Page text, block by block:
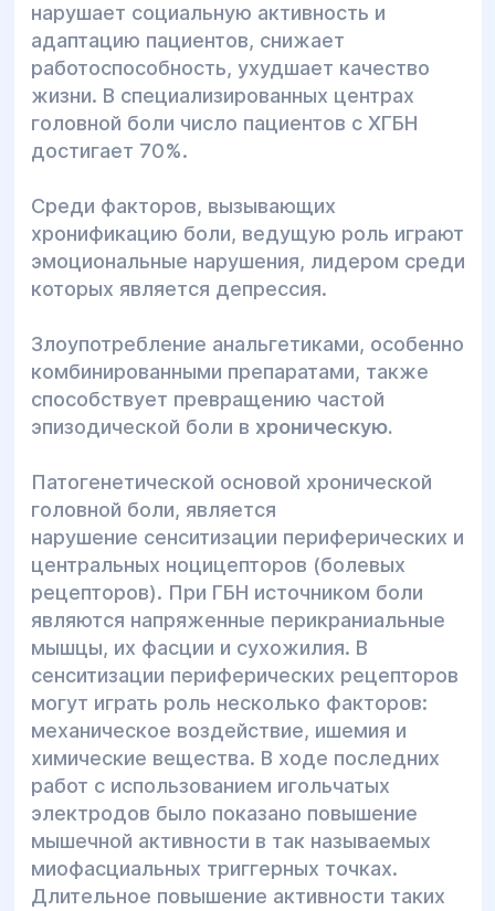
нарушает социальную активность и
адаптацию пациентов, снижает
работоспособность, ухудшает качество
жизни. В специализированных центрах
головной боли число пациентов с ХГБН
достигает 70%.
Среди факторов, вызывающих
хронификацию боли, ведущую роль играют
эмоциональные нарушения, лидером среди
которых является депрессия.
Злоупотребление анальгетиками, особенно
комбинированными препаратами, также
способствует превращению частой
эпизодической боли в хроническую.
Патогенетической основой хронической
головной боли, является
нарушение сенситизации периферических и
центральных ноцицепторов (болевых
рецепторов). При ГБН источником боли
являются напряженные перикраниальные
мышцы, их фасции и сухожилия. В
сенситизации периферических рецепторов
могут играть роль несколько факторов:
механическое воздействие, ишемия и
химические вещества. В ходе последних
работ с использованием игольчатых
электродов было показано повышение
мышечной активности в так называемых
миофасциальных триггерных точках.
Длительное повышение активности таких